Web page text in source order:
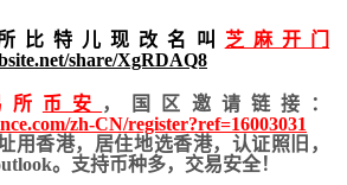
比特儿现改名叫 芝麻开门
share/XgRDAQ8
所 币安
，国区邀请链接：
zh-CN/register?ref=16003031
用香港，居住地选香港，认证照旧，
。支持币种多，交易安全！